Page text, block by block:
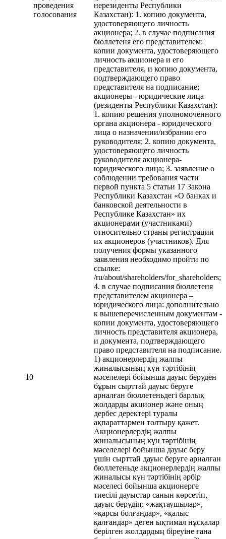
10
проведения
голосования
нерезиденты Республики
Казахстан): 1. копию документа,
удостоверяющего личность
акционера; 2. в случае подписания
бюллетеня его представителем:
копии документа, удостоверяющего
личность акционера и его
представителя, и копию документа,
подтверждающего право
представителя на подписание;
акционеры - юридические лица
(резиденты Республики Казахстан):
1. копию решения уполномоченного
органа акционера - юридического
лица о назначении/избрании его
руководителя; 2. копию документа,
удостоверяющего личность
руководителя акционера-
юридического лица; 3. заявление о
соблюдении требования части
первой пункта 5 статьи 17 Закона
Республики Казахстан «О банках и
банковской деятельности в
Республике Казахстан» их
акционерами (участниками)
относительно страны регистрации
их акционеров (участников). Для
получения формы указанного
заявления необходимо пройти по
ссылке:
/ru/about/shareholders/for_shareholders;
4. в случае подписания бюллетеня
представителем акционера –
юридического лица: дополнительно
к вышеперечисленным документам -
копии документа, удостоверяющего
личность представителя акционера,
и документа, подтверждающего
право представителя на подписание.
1) акционерлердің жалпы
жиналысының күн тәртібінің
мәселелері бойынша дауыс беруден
бұрын сырттай дауыс беруге
арналған бюллетеньдегі барлық
жолдарды акционер және оның
дербес деректері туралы
ақпараттармен толтыру қажет.
Акционерлердің жалпы
жиналысының күн тәртібінің
мәселелері бойынша дауыс беру
үшін сырттай дауыс беруге арналған
бюллетеньде акционерлердің жалпы
жиналысы күн тәртібінің әрбір
мәселесі бойынша акционерге
тиесілі дауыстар санын көрсетіп,
дауыс берудің: «жақтаушылар»,
«қарсы болғандар», «қалыс
қалғандар» деген ықтимал нұсқалар
берілген жолдардың біреуіне ғана